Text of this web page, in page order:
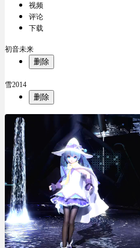
视频
评论
下载
初音未来
删除
雪2014
删除